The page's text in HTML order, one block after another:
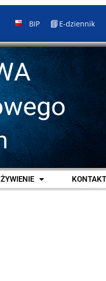
BIP 📘 E-dziennik
ŻYWIENIE KONTAKT